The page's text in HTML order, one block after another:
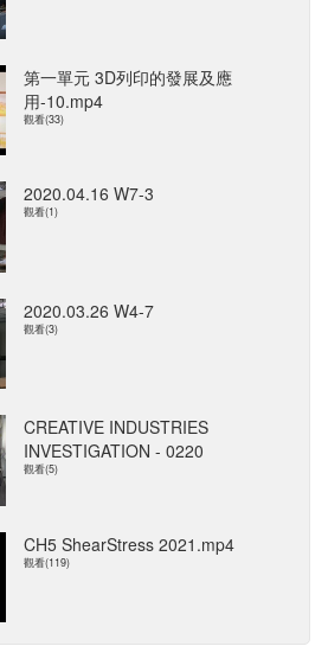
第一單元 3D列印的發展及應
用-10.mp4
觀看(33)
2020.04.16 W7-3
觀看(1)
2020.03.26 W4-7
觀看(3)
CREATIVE INDUSTRIES
INVESTIGATION - 0220
觀看(5)
CH5 ShearStress 2021.mp4
觀看(119)